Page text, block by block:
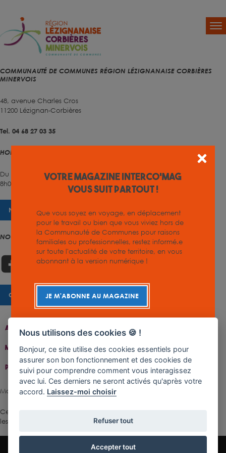
Accueil Contact Plan Du Site Accessibilité
Mentions Légales Gestion De Cookies
Politique De Confidentialité
COMMUNAUTÉ DE COMMUNES RÉGION LÉZIGNANAISE CORBIÈRES
MINERVOIS
48, avenue Charles Cros
11200 Lézignan-Corbières
Tel. 04 68 27 03 35
HORAIRES D'OUVERTURE
Du lundi au vendredi
8h00 – 12h00 et 13h30 – 17h00
NOUS CONTACTER
NOUS SUIVRE
CHARTE GRAPHIQUE
Made with ♥ by Rangoon
Ce site est protégé par reCAPTCHA.
les conditions d'utilisation
de Google s'appliquent.
Votre magazine INTERCO'MAG
vous suit partout !
Que vous soyez en voyage, en déplacement
pour le travail ou bien que vous viviez hors de
la Communauté de Communes pour raisons
familiales ou professionnelles, restez informé.e
sur toute l'actualité de votre territoire, en vous
abonnant à la version numérique !
JE M'ABONNE AU MAGAZINE
Nous utilisons des cookies 🍪 !
Bonjour, ce site utilise des cookies essentiels pour
assurer son bon fonctionnement et des cookies de
suivi pour comprendre comment vous interagissez
avec lui. Ces derniers ne seront activés qu'après votre
accord. Laissez-moi choisir
Refuser tout
Accepter tout